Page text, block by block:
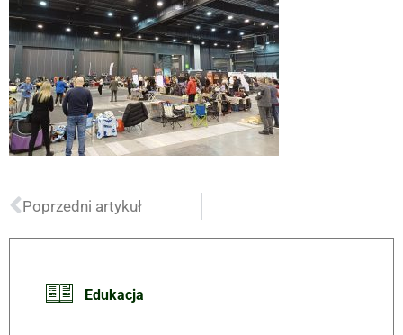
Poprzedni artykuł
Edukacja